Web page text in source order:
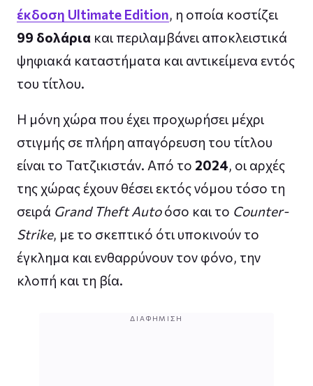
έκδοση Ultimate Edition, η οποία κοστίζει
99 δολάρια και περιλαμβάνει αποκλειστικά
ψηφιακά καταστήματα και αντικείμενα εντός
του τίτλου.
Η μόνη χώρα που έχει προχωρήσει μέχρι
στιγμής σε πλήρη απαγόρευση του τίτλου
είναι το Τατζικιστάν. Από το 2024, οι αρχές
της χώρας έχουν θέσει εκτός νόμου τόσο τη
σειρά Grand Theft Autoόσο και το Counter-
Strike, με το σκεπτικό ότι υποκινούν το
έγκλημα και ενθαρρύνουν τον φόνο, την
κλοπή και τη βία.
ΔΙΑΦΉΜΙΣΗ